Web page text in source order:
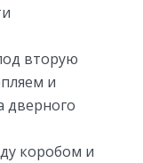
вторую
и
дверного
коробом и